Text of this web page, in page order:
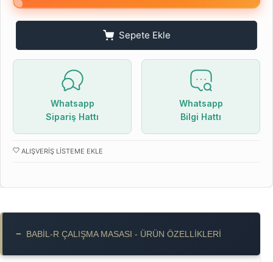
Sepete Ekle
Whatsapp
Sipariş Hattı
Whatsapp
Bilgi Hattı
ALIŞVERIŞ LISTEME EKLE
− BABIL-R ÇALIŞMA MASASI - ÜRÜN ÖZELLIKLERI